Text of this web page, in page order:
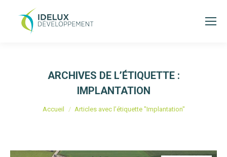
ARCHIVES DE L’ÉTIQUETTE :
IMPLANTATION
Vous êtes ici :
Accueil Articles avec l’étiquette "Implantation"